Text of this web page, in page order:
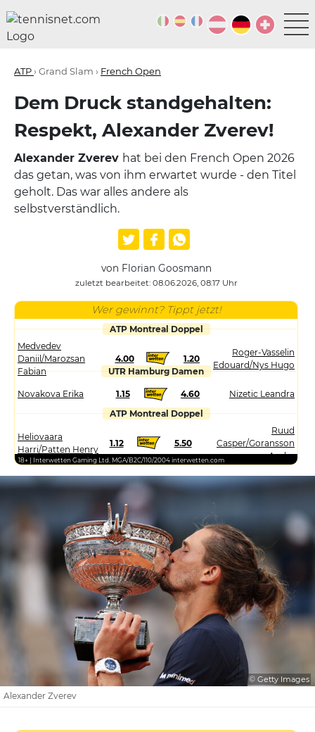
ATP› Grand Slam › French Open
Dem Druck standgehalten:
Respekt, Alexander Zverev!
Alexander Zverev hat bei den French Open 2026
das getan, was von ihm erwartet wurde - den Titel
geholt. Das war alles andere als
selbstverständlich.
von Florian Goosmann
zuletzt bearbeitet: 08.06.2026, 08:17 Uhr
Wer gewinnt? Tippt jetzt!
ATP Montreal Doppel
Medvedev
Daniil/Marozsan
Fabian
4.00 1.20
Roger-Vasselin
Edouard/Nys Hugo
UTR Hamburg Damen
Novakova Erika 1.15 4.60
Nizetic Leandra
ATP Montreal Doppel
Heliovaara
Harri/Patten Henry
1.12 5.50
Ruud
Casper/Goransson
Andre
18+ | Interwetten Gaming Ltd. MGA/B2C/110/2004 interwetten.com
© Getty Images
Alexander Zverev